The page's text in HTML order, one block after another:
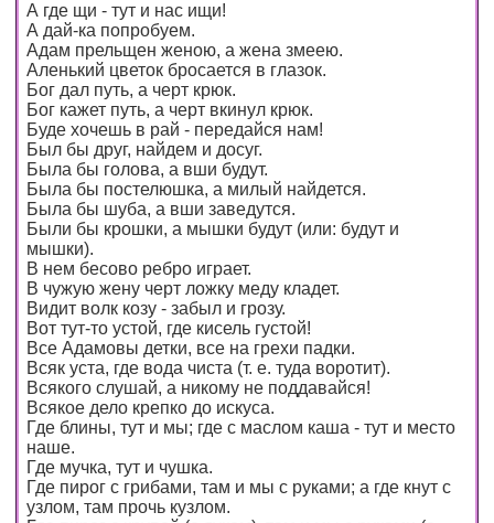
А где щи - тут и нас ищи!
А дай-ка попробуем.
Адам прельщен женою, а жена змеею.
Аленький цветок бросается в глазок.
Бог дал путь, а черт крюк.
Бог кажет путь, а черт вкинул крюк.
Буде хочешь в рай - передайся нам!
Был бы друг, найдем и досуг.
Была бы голова, а вши будут.
Была бы постелюшка, а милый найдется.
Была бы шуба, а вши заведутся.
Были бы крошки, а мышки будут (или: будут и
мышки).
В нем бесово ребро играет.
В чужую жену черт ложку меду кладет.
Видит волк козу - забыл и грозу.
Вот тут-то устой, где кисель густой!
Все Адамовы детки, все на грехи падки.
Всяк уста, где вода чиста (т. е. туда воротит).
Всякого слушай, а никому не поддавайся!
Всякое дело крепко до искуса.
Где блины, тут и мы; где с маслом каша - тут и место
наше.
Где мучка, тут и чушка.
Где пирог с грибами, там и мы с руками; а где кнут с
узлом, там прочь кузлом.